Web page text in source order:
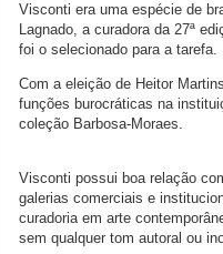
Visconti era uma espécie de
Lagnado, a curadora da 27ª
foi o selecionado para a tarefa.
Com a eleição de Heitor
funções burocráticas na
coleção Barbosa-Moraes.
Visconti possui boa relação
galerias comerciais e
curadoria em arte
sem qualquer tom autoral ou